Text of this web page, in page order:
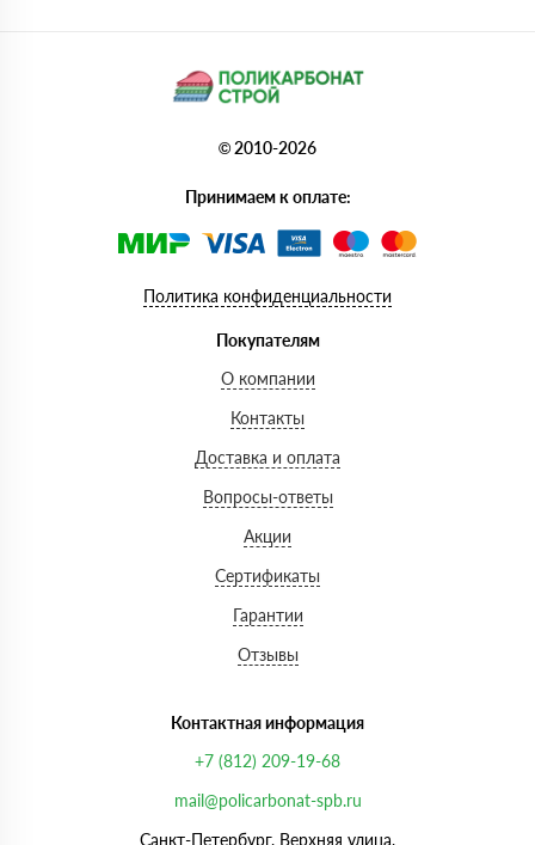
© 2010-2026
Принимаем к оплате:
Политика конфиденциальности
Покупателям
О компании
Контакты
Доставка и оплата
Вопросы-ответы
Акции
Сертификаты
Гарантии
Отзывы
Контактная информация
+7 (812) 209-19-68
mail@policarbonat-spb.ru
Санкт-Петербург, Верхняя улица,